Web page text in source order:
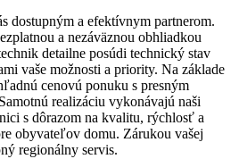
dostupným a efektívnym partnerom.
a nezáväznou obhliadkou
detailne posúdi technický stav
vaše možnosti a priority. Na základe
cenovú ponuku s presným
realizáciu vykonávajú naši
s dôrazom na kvalitu, rýchlosť a
obyvateľov domu. Zárukou vašej
regionálny servis.